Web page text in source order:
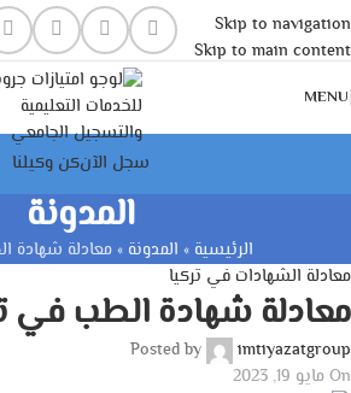
Skip to navigation
Skip to main content
MENU
سجل الآنكن وكيلنا
المدونة
الرئيسية » المدونة »معادلة شهادة
معادلة الشهادات في تركيا
معادلة شهادة الطب في
Posted by
imtiyazatgroup
On مايو 19, 2023